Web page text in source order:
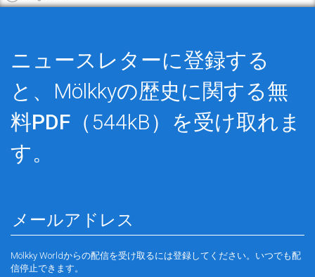
ニュースレターに登録する
と、Mölkkyの歴史に関する無
料PDF （544kB）を受け取れま
す。
Mölkky Worldからの配信を受け取るには登録してください。いつでも配
信停止できます。